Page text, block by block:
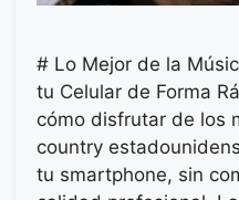
# Lo Mejor de la
tu Celular de Forma
cómo disfrutar de los
country
tu smartphone, sin